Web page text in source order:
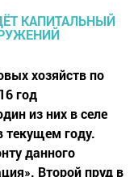
хозяйств по
год
из них в селе
текущем году.
данного
Второй пруд в